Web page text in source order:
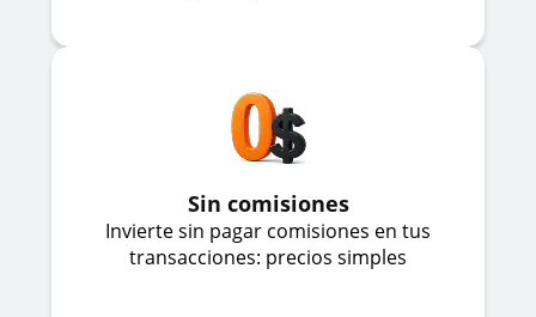
Sin comisiones
Invierte sin pagar comisiones en tus
transacciones: precios simples